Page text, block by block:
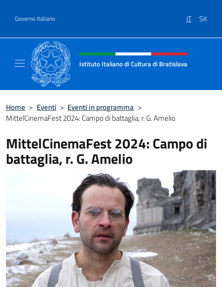
Governo Italiano IT SK
Intestazione sito, social e menù
Istituto Italiano di Cultura di Bratislava
Home > Eventi > Eventi in programma >
MittelCinemaFest 2024: Campo di battaglia, r. G. Amelio
MittelCinemaFest 2024: Campo di
battaglia, r. G. Amelio